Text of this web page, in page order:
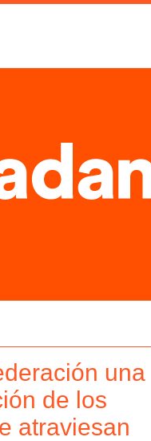
una
de los
atraviesan